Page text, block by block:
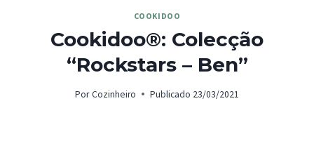
COOKIDOO
Cookidoo®: Colecção
“Rockstars – Ben”
Por Cozinheiro Publicado 23/03/2021